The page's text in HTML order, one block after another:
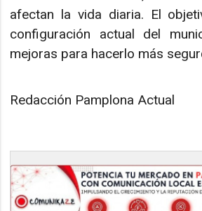
afectan la vida diaria. El
configuración actual del
mejoras para hacerlo más
Redacción Pamplona Actual